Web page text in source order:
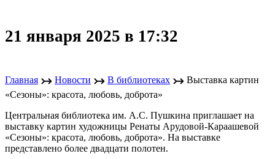
21 января 2025 в 17:32
Главная ↣ Новости ↣ В библиотеках ↣ Выставка картин
«Сезоны»: красота, любовь, доброта»
Центральная библиотека им. А.С. Пушкина приглашает на
выставку картин художницы Ренаты Арудовой-Караашевой
«Сезоны»: красота, любовь, доброта». На выставке
представлено более двадцати полотен.